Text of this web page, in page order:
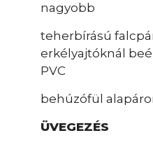
nagyobb
teherbírású
erkélyajtóknál
PVC
behúzófül
ÜVEGEZÉS